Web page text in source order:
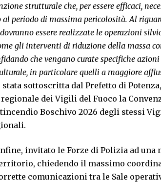
strutturale che, per essere efficaci,
periodo di massima pericolosità. Al
dovranno essere realizzate le operazioni
gli interventi di riduzione della massa
che vengano curate specifiche
in particolare quelli a maggiore
sottoscritta dal Prefetto di
dei Vigili del Fuoco la
Boschivo 2026 degli stessi
invitato le Forze di Polizia ad
chiedendo il massimo
comunicazioni tra le Sale